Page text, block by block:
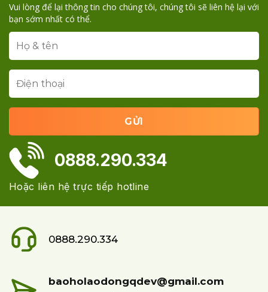
Vui lòng để lại thông tin cho chúng tôi, chúng tôi sẽ liên hệ lại với
bạn sớm nhất có thể.
0888.290.334
Hoặc liên hệ trực tiếp hotline
0888.290.334
baoholaodongqdev@gmail.com